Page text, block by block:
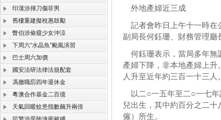
印漢涉揮刀傷菲男
舊樓重建擬稅惠鼓勵
瞥伯涉偷窺少女沖涼
下周六“水晶魚”颱風演習
巴士周六加價
國安法研法律法規配套
馮撤職罰四年退休金
粵澳合作基金二百億
天氣回暖蚊患指數飆升兩倍
外地產婦近三成
記者會昨日上午十一時在
副局長何鈺珊、財務管理廳
何鈺珊表示，當局多年無
產婦下降，非本地產婦上
人升至近年約三百一十三人
以二○一五年至二○一七年
兒出生，其中約百分之二
僱）所生。